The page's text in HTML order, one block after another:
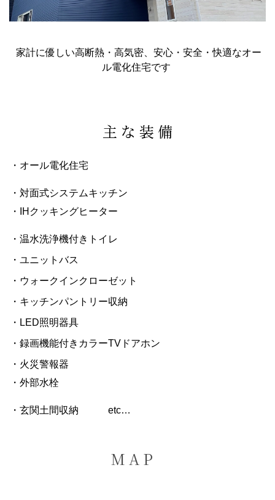
家計に優しい高断熱・高気密、安心・安全・快適なオー
ル電化住宅です
主 な 装 備
・オール電化住宅
・対面式システムキッチン
・IHクッキングヒーター
・温水洗浄機付きトイレ
・ユニットバス
・ウォークインクローゼット
・キッチンパントリー収納
・LED照明器具
・録画機能付きカラーTVドアホン
・火災警報器
・外部水栓
・玄関土間収納 etc…
M A P